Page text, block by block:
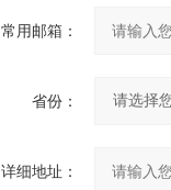
常用邮箱：
省份：
详细地址：